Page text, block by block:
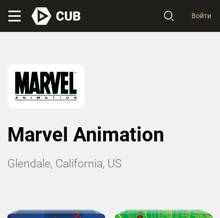
Войти
Marvel Animation
Glendale, California, US